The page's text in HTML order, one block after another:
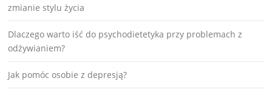
zmianie stylu życia
Dlaczego warto iść do psychodietetyka przy problemach z
odżywianiem?
Jak pomóc osobie z depresją?